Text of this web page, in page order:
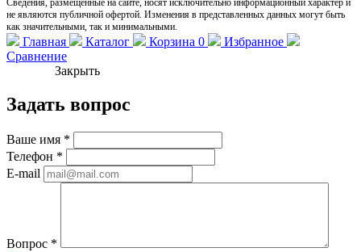
не являются публичной офертой. Изменения в представленных данных могут быть
как значительными, так и минимальными.
Главная Каталог Корзина 0
Избранное
Сравнение
Закрыть
Задать вопрос
Ваше имя *
Телефон *
E-mail
Вопрос *